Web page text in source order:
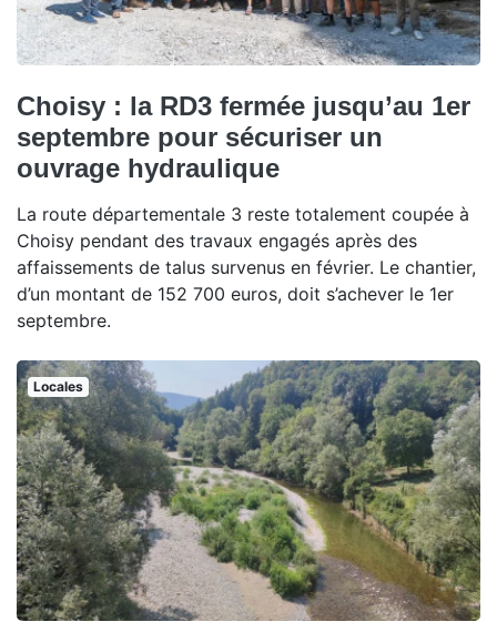
Choisy : la RD3 fermée jusqu’au 1er
septembre pour sécuriser un
ouvrage hydraulique
La route départementale 3 reste totalement coupée à
Choisy pendant des travaux engagés après des
affaissements de talus survenus en février. Le chantier,
d’un montant de 152 700 euros, doit s’achever le 1er
septembre.
Locales